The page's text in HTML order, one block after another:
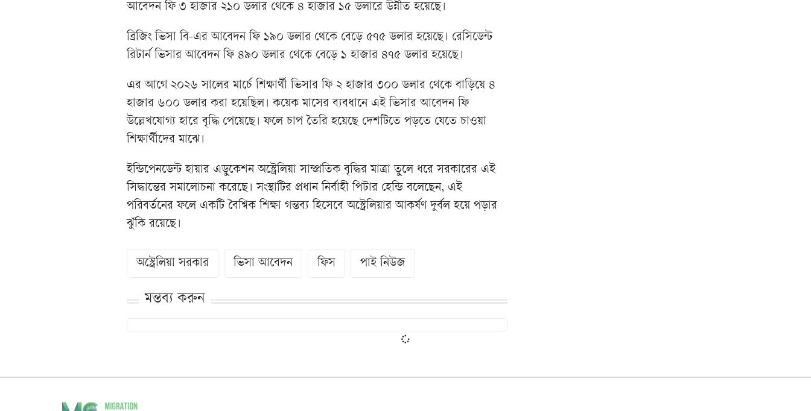
আবেদন ফি ৩ হাজার ২১০ ডলার থেকে ৪ হাজার ১৫ ডলারে উন্নীত হয়েছে।
ব্রিজিং ভিসা বি-এর আবেদন ফি ১৯০ ডলার থেকে বেড়ে ৫৭৫ ডলার হয়েছে। রেসিডেন্ট
রিটার্ন ভিসার আবেদন ফি ৪৯০ ডলার থেকে বেড়ে ১ হাজার ৪৭৫ ডলার হয়েছে।
এর আগে ২০২৬ সালের মার্চে শিক্ষার্থী ভিসার ফি ২ হাজার ৩০০ ডলার থেকে বাড়িয়ে ৪
হাজার ৬০০ ডলার করা হয়েছিল। কয়েক মাসের ব্যবধানে এই ভিসার আবেদন ফি
উল্লেখযোগ্য হারে বৃদ্ধি পেয়েছে। ফলে চাপ তৈরি হয়েছে দেশটিতে পড়তে যেতে চাওয়া
শিক্ষার্থীদের মাঝে।
ইন্ডিপেনডেন্ট হায়ার এডুকেশন অস্ট্রেলিয়া সাম্প্রতিক বৃদ্ধির মাত্রা তুলে ধরে সরকারের এই
সিদ্ধান্তের সমালোচনা করেছে। সংস্থাটির প্রধান নির্বাহী পিটার হেন্ডি বলেছেন, এই
পরিবর্তনের ফলে একটি বৈশ্বিক শিক্ষা গন্তব্য হিসেবে অস্ট্রেলিয়ার আকর্ষণ দুর্বল হয়ে পড়ার
ঝুঁকি রয়েছে।
অস্ট্রেলিয়া সরকার ভিসা আবেদন ফিস পাই নিউজ
মন্তব্য করুন